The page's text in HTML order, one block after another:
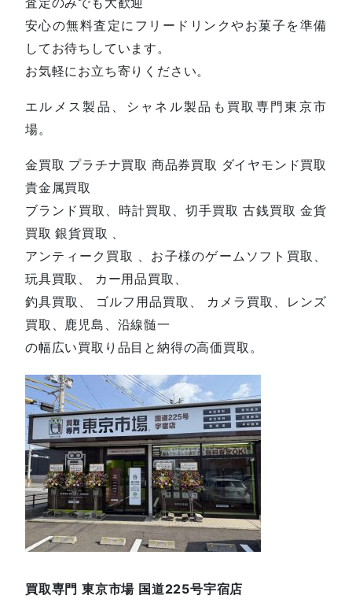
安心の無料査定にフリードリンクやお菓子を準備
してお待ちしています。
お気軽にお立ち寄りください。
エルメス製品、シャネル製品も買取専門東京市
場。
金買取 プラチナ買取 商品券買取 ダイヤモンド買取
貴金属買取
ブランド買取、時計買取、切手買取 古銭買取 金貨
買取 銀貨買取 、
アンティーク買取 、お子様のゲームソフト買取、
玩具買取、 カー用品買取、
釣具買取、 ゴルフ用品買取、 カメラ買取、レンズ
買取、鹿児島、沿線髄一
の幅広い買取り品目と納得の高価買取。
買取専門 東京市場 国道225号宇宿店